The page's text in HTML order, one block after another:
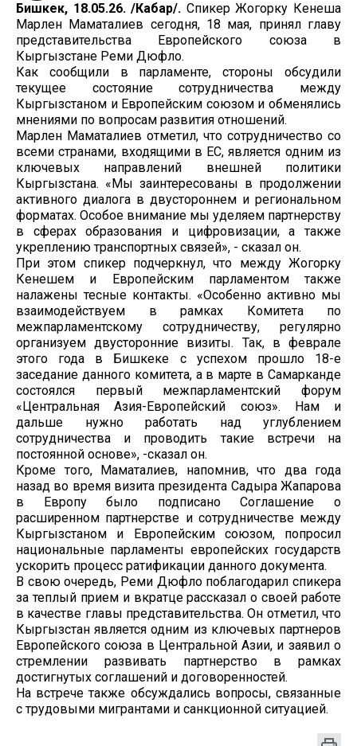
Бишкек, 18.05.26. /Кабар/. Спикер Жогорку Кенеша
Марлен Маматалиев сегодня, 18 мая, принял главу
представительства Европейского союза в
Кыргызстане Реми Дюфло.
Как сообщили в парламенте, стороны обсудили
текущее состояние сотрудничества между
Кыргызстаном и Европейским союзом и обменялись
мнениями по вопросам развития отношений.
Марлен Маматалиев отметил, что сотрудничество со
всеми странами, входящими в ЕС, является одним из
ключевых направлений внешней политики
Кыргызстана. «Мы заинтересованы в продолжении
активного диалога в двустороннем и региональном
форматах. Особое внимание мы уделяем партнерству
в сферах образования и цифровизации, а также
укреплению транспортных связей», - сказал он.
При этом спикер подчеркнул, что между Жогорку
Кенешем и Европейским парламентом также
налажены тесные контакты. «Особенно активно мы
взаимодействуем в рамках Комитета по
межпарламентскому сотрудничеству, регулярно
организуем двусторонние визиты. Так, в феврале
этого года в Бишкеке с успехом прошло 18-е
заседание данного комитета, а в марте в Самарканде
состоялся первый межпарламентский форум
«Центральная Азия-Европейский союз». Нам и
дальше нужно работать над углублением
сотрудничества и проводить такие встречи на
постоянной основе», -сказал он.
Кроме того, Маматалиев, напомнив, что два года
назад во время визита президента Садыра Жапарова
в Европу было подписано Соглашение о
расширенном партнерстве и сотрудничестве между
Кыргызстаном и Европейским союзом, попросил
национальные парламенты европейских государств
ускорить процесс ратификации данного документа.
В свою очередь, Реми Дюфло поблагодарил спикера
за теплый прием и вкратце рассказал о своей работе
в качестве главы представительства. Он отметил, что
Кыргызстан является одним из ключевых партнеров
Европейского союза в Центральной Азии, и заявил о
стремлении развивать партнерство в рамках
достигнутых соглашений и договоренностей.
На встрече также обсуждались вопросы, связанные
с трудовыми мигрантами и санкционной ситуацией.